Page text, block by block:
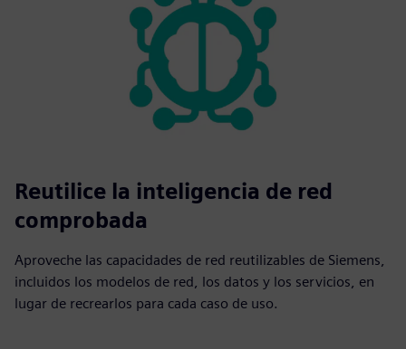
Reutilice la inteligencia de red
comprobada
Aproveche las capacidades de red reutilizables de Siemens,
incluidos los modelos de red, los datos y los servicios, en
lugar de recrearlos para cada caso de uso.